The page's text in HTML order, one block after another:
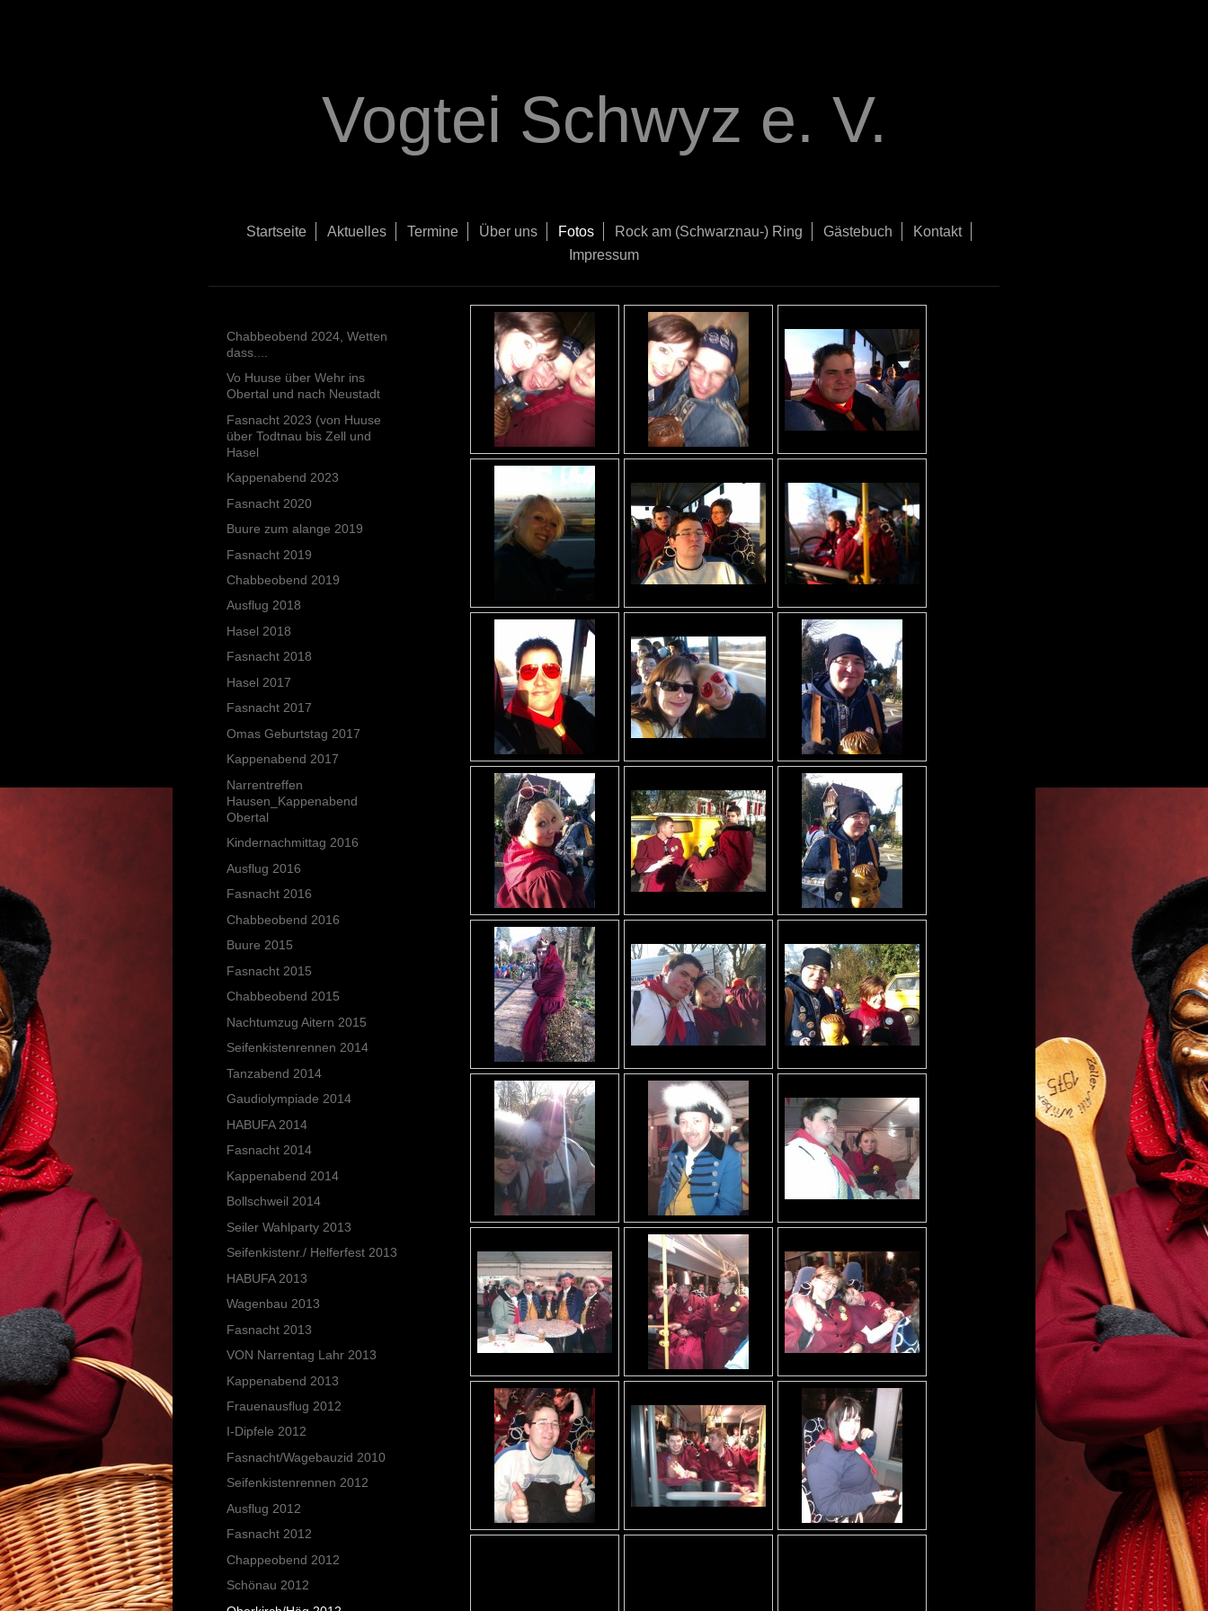
Vogtei Schwyz e. V.
Startseite Aktuelles Termine Über uns Fotos Rock am (Schwarznau-) Ring Gästebuch
Kontakt
Impressum
Chabbeobend 2024, Wetten
dass....
Vo Huuse über Wehr ins
Obertal und nach Neustadt
Fasnacht 2023 (von Huuse
über Todtnau bis Zell und
Hasel
Kappenabend 2023
Fasnacht 2020
Buure zum alange 2019
Fasnacht 2019
Chabbeobend 2019
Ausflug 2018
Hasel 2018
Fasnacht 2018
Hasel 2017
Fasnacht 2017
Omas Geburtstag 2017
Kappenabend 2017
Narrentreffen
Hausen_Kappenabend
Obertal
Kindernachmittag 2016
Ausflug 2016
Fasnacht 2016
Chabbeobend 2016
Buure 2015
Fasnacht 2015
Chabbeobend 2015
Nachtumzug Aitern 2015
Seifenkistenrennen 2014
Tanzabend 2014
Gaudiolympiade 2014
HABUFA 2014
Fasnacht 2014
Kappenabend 2014
Bollschweil 2014
Seiler Wahlparty 2013
Seifenkistenr./ Helferfest 2013
HABUFA 2013
Wagenbau 2013
Fasnacht 2013
VON Narrentag Lahr 2013
Kappenabend 2013
Frauenausflug 2012
I-Dipfele 2012
Fasnacht/Wagebauzid 2010
Seifenkistenrennen 2012
Ausflug 2012
Fasnacht 2012
Chappeobend 2012
Schönau 2012